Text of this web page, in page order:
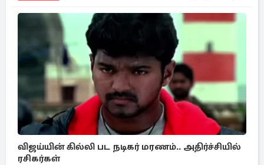
விஜய்யின் கில்லி பட நடிகர் மரணம்.. அதிர்ச்சியில்
ரசிகர்கள்